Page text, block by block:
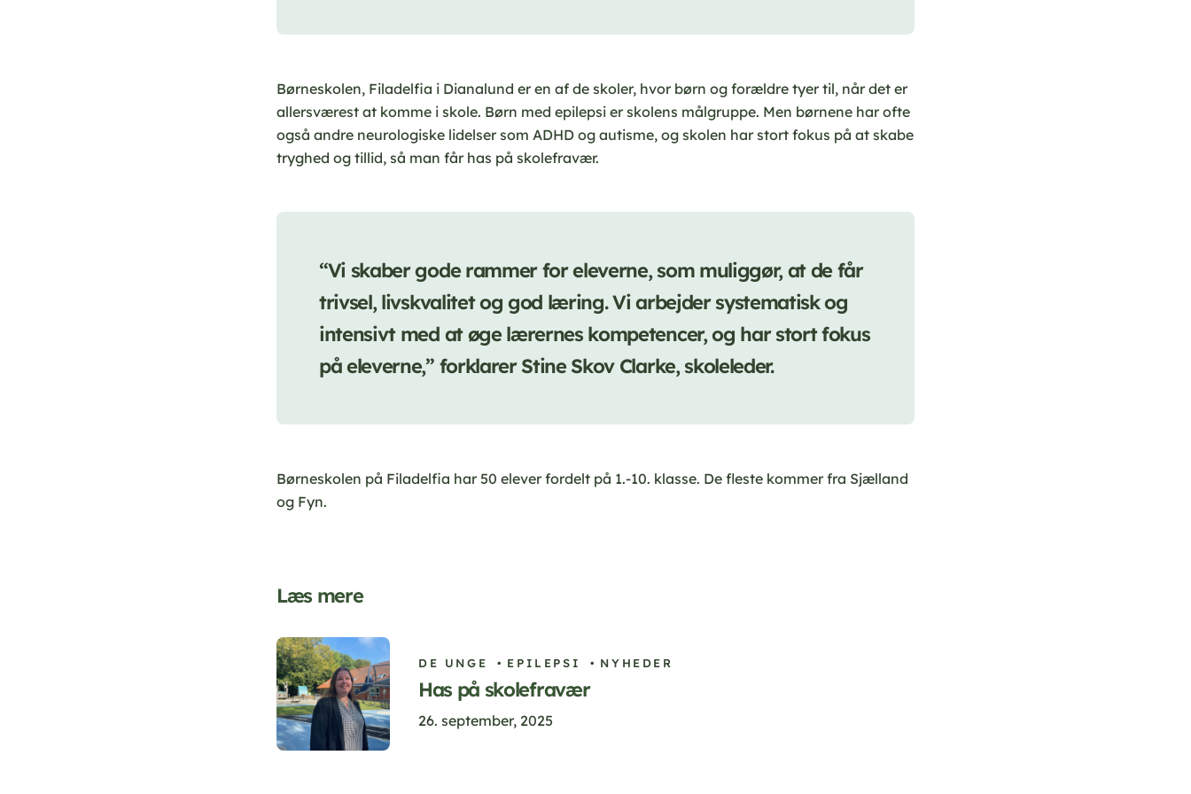
Børneskolen, Filadelfia i Dianalund er en af de skoler, hvor børn og forældre tyer til, når det er
allersværest at komme i skole. Børn med epilepsi er skolens målgruppe. Men børnene har ofte
også andre neurologiske lidelser som ADHD og autisme, og skolen har stort fokus på at skabe
tryghed og tillid, så man får has på skolefravær.
“Vi skaber gode rammer for eleverne, som muliggør, at de får
trivsel, livskvalitet og god læring. Vi arbejder systematisk og
intensivt med at øge lærernes kompetencer, og har stort fokus
på eleverne,” forklarer Stine Skov Clarke, skoleleder.
Børneskolen på Filadelfia har 50 elever fordelt på 1.-10. klasse. De fleste kommer fra Sjælland
og Fyn.
Læs mere
DE UNGE EPILEPSI NYHEDER
Has på skolefravær
26. september, 2025